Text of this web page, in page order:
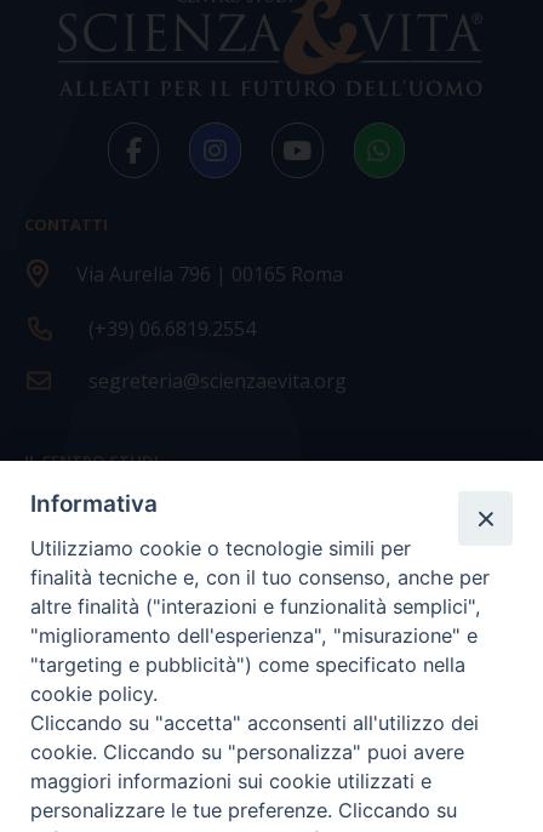
CONTATTI
Via Aurelia 796 | 00165 Roma
(+39) 06.6819.2554
segreteria@scienzaevita.org
IL CENTRO STUDI
La nostra storia
Statuto
Presidenza e ufficio presidenza
Consiglio scientifico
Coordinamento nazionale
Informativa
Utilizziamo cookie o tecnologie simili per
finalità tecniche e, con il tuo consenso, anche per
altre finalità ("interazioni e funzionalità semplici",
"miglioramento dell'esperienza", "misurazione" e
"targeting e pubblicità") come specificato nella
cookie policy.
Cliccando su "accetta" acconsenti all'utilizzo dei
cookie. Cliccando su "personalizza" puoi avere
maggiori informazioni sui cookie utilizzati e
personalizzare le tue preferenze. Cliccando su